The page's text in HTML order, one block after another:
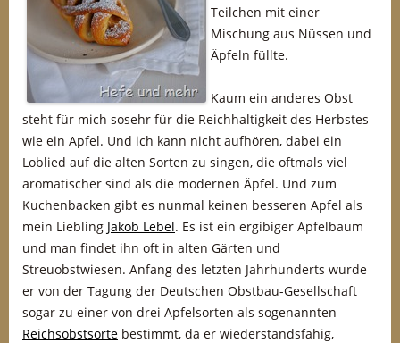
Teilchen mit einer
Mischung aus Nüssen und
Äpfeln füllte.
Kaum ein anderes Obst
steht für mich sosehr für die Reichhaltigkeit des Herbstes
wie ein Apfel. Und ich kann nicht aufhören, dabei ein
Loblied auf die alten Sorten zu singen, die oftmals viel
aromatischer sind als die modernen Äpfel. Und zum
Kuchenbacken gibt es nunmal keinen besseren Apfel als
mein Liebling Jakob Lebel. Es ist ein ergibiger Apfelbaum
und man findet ihn oft in alten Gärten und
Streuobstwiesen. Anfang des letzten Jahrhunderts wurde
er von der Tagung der Deutschen Obstbau-Gesellschaft
sogar zu einer von drei Apfelsorten als sogenannten
Reichsobstsorte bestimmt, da er wiederstandsfähig,